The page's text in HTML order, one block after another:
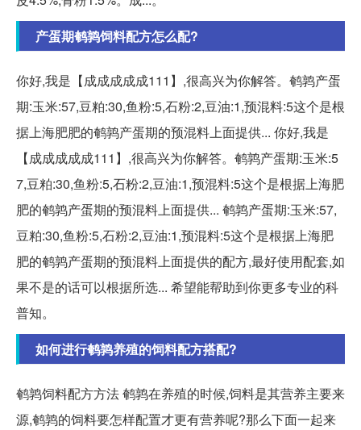
产蛋期鹌鹑饲料配方怎么配?
你好,我是【成成成成成111】,很高兴为你解答。鹌鹑产蛋
期:玉米:57,豆粕:30,鱼粉:5,石粉:2,豆油:1,预混料:5这个是根
据上海肥肥的鹌鹑产蛋期的预混料上面提供... 你好,我是
【成成成成成111】,很高兴为你解答。鹌鹑产蛋期:玉米:5
7,豆粕:30,鱼粉:5,石粉:2,豆油:1,预混料:5这个是根据上海肥
肥的鹌鹑产蛋期的预混料上面提供... 鹌鹑产蛋期:玉米:57,
豆粕:30,鱼粉:5,石粉:2,豆油:1,预混料:5这个是根据上海肥
肥的鹌鹑产蛋期的预混料上面提供的配方,最好使用配套,如
果不是的话可以根据所选... 希望能帮助到你更多专业的科
普知。
如何进行鹌鹑养殖的饲料配方搭配?
鹌鹑饲料配方方法 鹌鹑在养殖的时候,饲料是其营养主要来
源,鹌鹑的饲料要怎样配置才更有营养呢?那么下面一起来